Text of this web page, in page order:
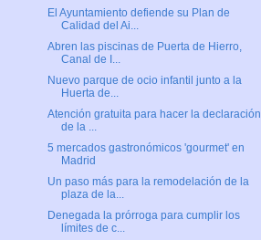
El Ayuntamiento defiende su Plan de
Calidad del Ai...
Abren las piscinas de Puerta de Hierro,
Canal de I...
Nuevo parque de ocio infantil junto a la
Huerta de...
Atención gratuita para hacer la declaración
de la ...
5 mercados gastronómicos 'gourmet' en
Madrid
Un paso más para la remodelación de la
plaza de la...
Denegada la prórroga para cumplir los
límites de c...